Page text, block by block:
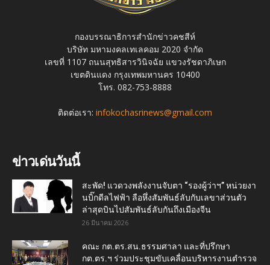
กองบรรณาธิการสำนักข่าวคชสีห์
บริษัท มหามงคลเทเลคอม 2020 จำกัด
เลขที่ 1107 ถนนสุทธิสารวินิจฉัย แขวงรัชดาภิเษก
เขตดินแดง กรุงเทพมหานคร 10400
โทร. 082-753-8888
ติดต่อเรา: infokochasrinews@gmail.com
ข่าวเด่นวันนี้
สะพัด! แวดวงพลังงานจับตา “รองผู้ว่าฯ” หน่วยงา
นบิ๊กดีลไฟฟ้า ลือหึ่งสัมพันธ์ลับกับเลขาส่วนตัว
ล่าสุดบินไปสัมพันธ์ลับกันถึงเมืองจีน
26 มีนาคม 2026
คณะ กต.ตร.สน.ธรรมศาลา และที่ปรึกษา
กต.ตร.ฯ ร่วมประชุมขับเคลื่อนบริหารงานตำรวจ